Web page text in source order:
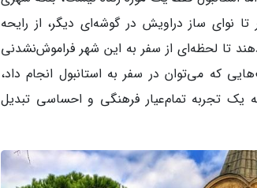
نوای ساز دراویش در گوشه‌ای دیگر، از رایحه
تا لحظه‌ای از سفر به این شهر فراموش‌نشدنی
که می‌توان در سفر به استانبول انجام داد،
یک تجربه تمام‌عیار فرهنگی و احساسی تبدیل